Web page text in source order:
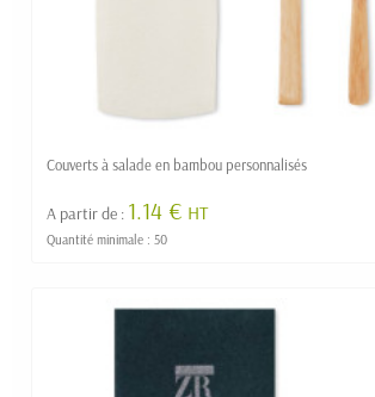
Couverts à salade en bambou personnalisés
A partir de : 1.14 € HT
Quantité minimale : 50